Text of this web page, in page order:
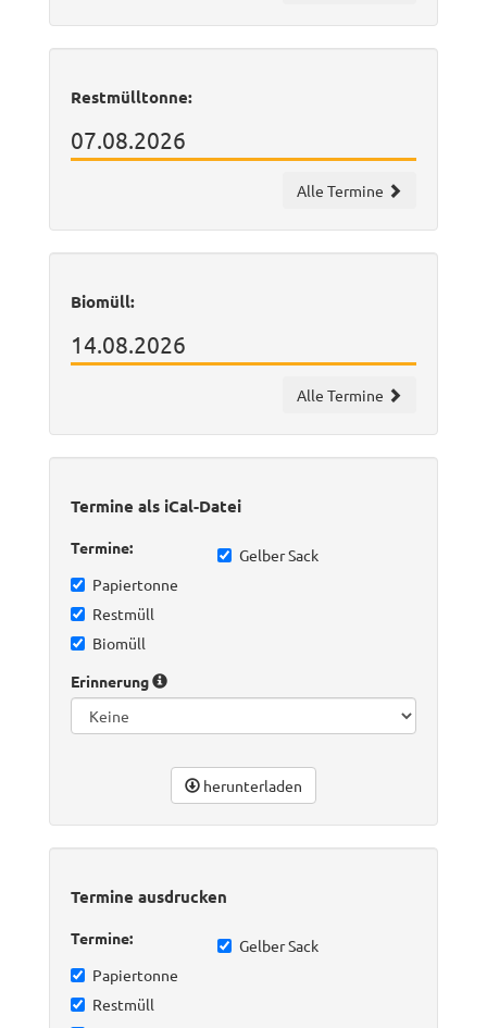
Restmülltonne:
07.08.2026
Alle Termine
Biomüll:
14.08.2026
Alle Termine
Termine als iCal-Datei
Termine:
Gelber Sack
Papiertonne
Restmüll
Biomüll
Erinnerung
herunterladen
Termine ausdrucken
Termine:
Gelber Sack
Papiertonne
Restmüll